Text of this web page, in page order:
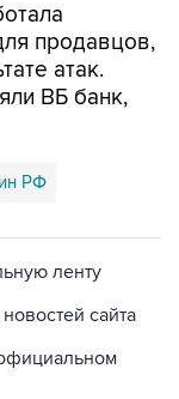
продавцов,
атак.
ВБ банк,
РФ
ленту
сайта